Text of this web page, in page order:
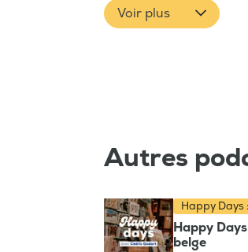
Voir plus
Autres
Happy Days
Happy
belge